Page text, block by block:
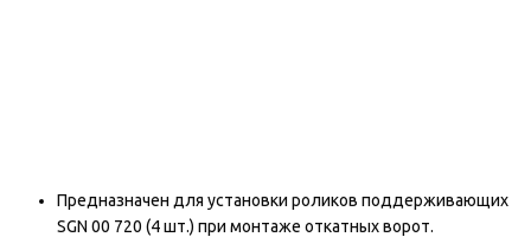
Предназначен для установки роликов поддерживающих
SGN 00 720 (4 шт.) при монтаже откатных ворот.